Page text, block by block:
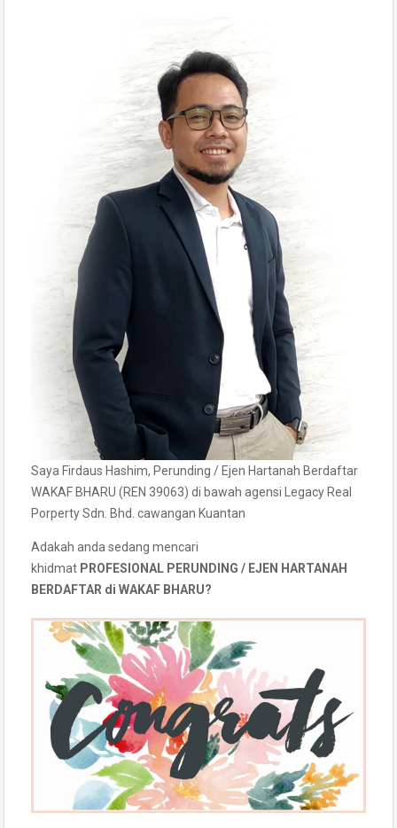
Saya Firdaus Hashim, Perunding / Ejen Hartanah Berdaftar
WAKAF BHARU (REN 39063) di bawah agensi Legacy Real
Porperty Sdn. Bhd. cawangan Kuantan
Adakah anda sedang mencari
khidmat PROFESIONAL PERUNDING / EJEN HARTANAH
BERDAFTAR di WAKAF BHARU?